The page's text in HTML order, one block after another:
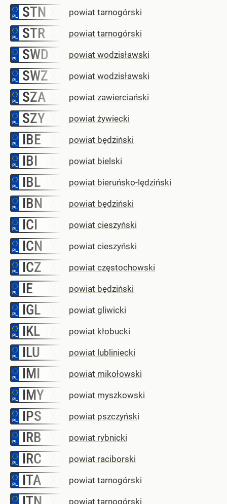
STN powiat tarnogórski
STR powiat tarnogórski
SWD powiat wodzisławski
SWZ powiat wodzisławski
SZA powiat zawierciański
SZY powiat żywiecki
IBE powiat będziński
IBI powiat bielski
IBL powiat bieruńsko-lędziński
IBN powiat będziński
ICI powiat cieszyński
ICN powiat cieszyński
ICZ powiat częstochowski
IE powiat będziński
IGL powiat gliwicki
IKL powiat kłobucki
ILU powiat lubliniecki
IMI powiat mikołowski
IMY powiat myszkowski
IPS powiat pszczyński
IRB powiat rybnicki
IRC powiat raciborski
ITA powiat tarnogórski
powiat tarnogórski